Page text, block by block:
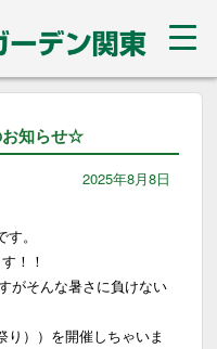
お知らせ☆
2025年8月8日
。
！！
がそんな暑さに負けない
））を開催しちゃいま